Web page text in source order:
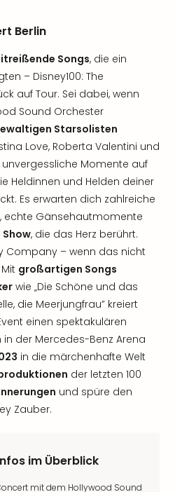
Berlin
Songs, die ein
– Disney100: The
auf Tour. Sei dabei, wenn
Sound Orchester
Starsolisten
Love, Roberta Valentini und
Momente auf
Heldinnen und Helden deiner
Es erwarten dich zahlreiche
echte Gänsehautmomente
, die das Herz berührt.
Company – wenn das nicht
großartigen Songs
wie „Die Schöne und das
die Meerjungfrau” kreiert
einen spektakulären
der Mercedes-Benz Arena
in die märchenhafte Welt
der letzten 100
und spüre den
Zauber.
im Überblick
mit dem Hollywood Sound